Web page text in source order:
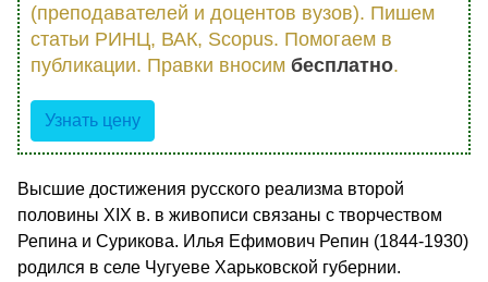
(преподавателей и доцентов вузов). Пишем
статьи РИНЦ, ВАК, Scopus. Помогаем в
публикации. Правки вносим бесплатно.
Узнать цену
Высшие достижения русского реализма второй
половины XIX в. в живописи связаны с творчеством
Репина и Сурикова. Илья Ефимович Репин (1844-1930)
родился в селе Чугуеве Харьковской губернии.